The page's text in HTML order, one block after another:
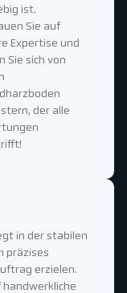
ist.
Sie auf
Expertise und
Sie sich von
der alle
in der stabilen
präzises
erzielen.
handwerkliche